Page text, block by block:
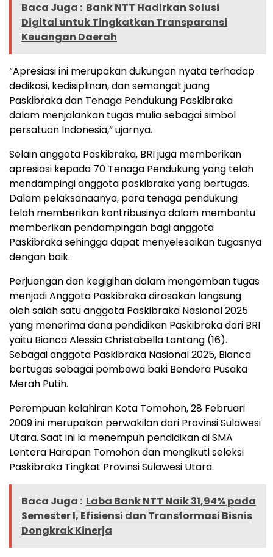
Baca Juga : Bank NTT Hadirkan Solusi
Digital untuk Tingkatkan Transparansi
Keuangan Daerah
“Apresiasi ini merupakan dukungan nyata terhadap
dedikasi, kedisiplinan, dan semangat juang
Paskibraka dan Tenaga Pendukung Paskibraka
dalam menjalankan tugas mulia sebagai simbol
persatuan Indonesia,” ujarnya.
Selain anggota Paskibraka, BRI juga memberikan
apresiasi kepada 70 Tenaga Pendukung yang telah
mendampingi anggota paskibraka yang bertugas.
Dalam pelaksanaanya, para tenaga pendukung
telah memberikan kontribusinya dalam membantu
memberikan pendampingan bagi anggota
Paskibraka sehingga dapat menyelesaikan tugasnya
dengan baik.
Perjuangan dan kegigihan dalam mengemban tugas
menjadi Anggota Paskibraka dirasakan langsung
oleh salah satu anggota Paskibraka Nasional 2025
yang menerima dana pendidikan Paskibraka dari BRI
yaitu Bianca Alessia Christabella Lantang (16).
Sebagai anggota Paskibraka Nasional 2025, Bianca
bertugas sebagai pembawa baki Bendera Pusaka
Merah Putih.
Perempuan kelahiran Kota Tomohon, 28 Februari
2009 ini merupakan perwakilan dari Provinsi Sulawesi
Utara. Saat ini Ia menempuh pendidikan di SMA
Lentera Harapan Tomohon dan mengikuti seleksi
Paskibraka Tingkat Provinsi Sulawesi Utara.
Baca Juga : Laba Bank NTT Naik 31,94% pada
Semester I, Efisiensi dan Transformasi Bisnis
Dongkrak Kinerja